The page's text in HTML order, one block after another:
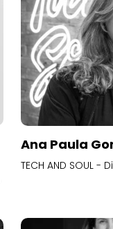
Ana Paula
TECH AND SOUL